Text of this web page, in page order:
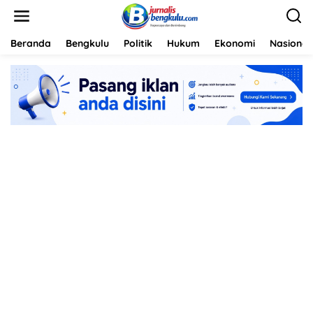
Beranda Bengkulu Politik Hukum Ekonomi Nasional